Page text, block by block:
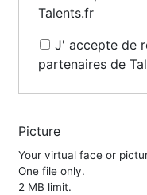
Talents.fr
J' accepte de
partenaires de
Picture
Your virtual face or
One file only.
2 MB limit.